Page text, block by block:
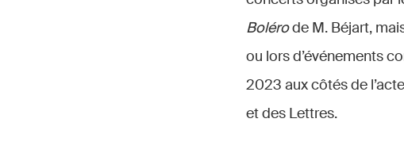
Bolérode M. Béjart,
ou lors d’événements
2023 aux côtés de
et des Lettres.